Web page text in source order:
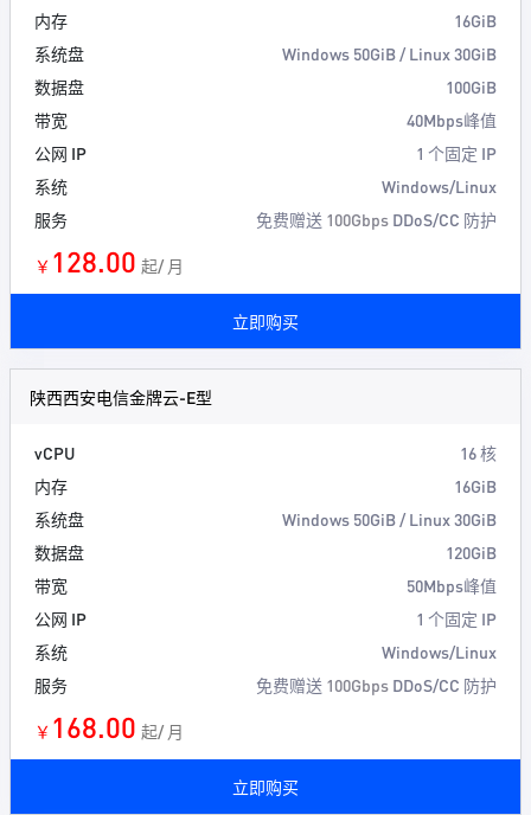
内存
16GiB
系统盘
Windows 50GiB / Linux 30GiB
数据盘
100GiB
带宽
40Mbps峰值
公网 IP
1 个固定 IP
系统
Windows/Linux
服务
免费赠送 100Gbps DDoS/CC 防护
￥ 128.00 起/ 月
立即购买
陕西西安电信金牌云-E型
vCPU
16 核
内存
16GiB
系统盘
Windows 50GiB / Linux 30GiB
数据盘
120GiB
带宽
50Mbps峰值
公网 IP
1 个固定 IP
系统
Windows/Linux
服务
免费赠送 100Gbps DDoS/CC 防护
￥ 168.00 起/ 月
立即购买